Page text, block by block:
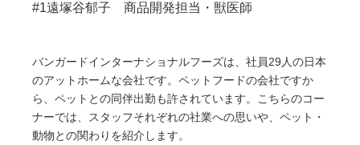
#1遠塚谷郁子 商品開発担当・獣医師
バンガードインターナショナルフーズは、社員29人の日本
のアットホームな会社です。ペットフードの会社ですか
ら、ペットとの同伴出勤も許されています。こちらのコー
ナーでは、スタッフそれぞれの社業への思いや、ペット・
動物との関わりを紹介します。